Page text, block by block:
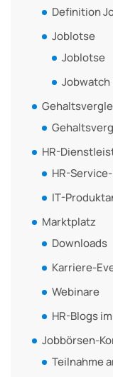
Definition
Joblotse
Joblotse
Jobwatch
HR-
HR-
IT-
Marktplatz
Downloads
Karriere-
Webinare
HR-Blogs
Jobbörsen-
Teilnahme